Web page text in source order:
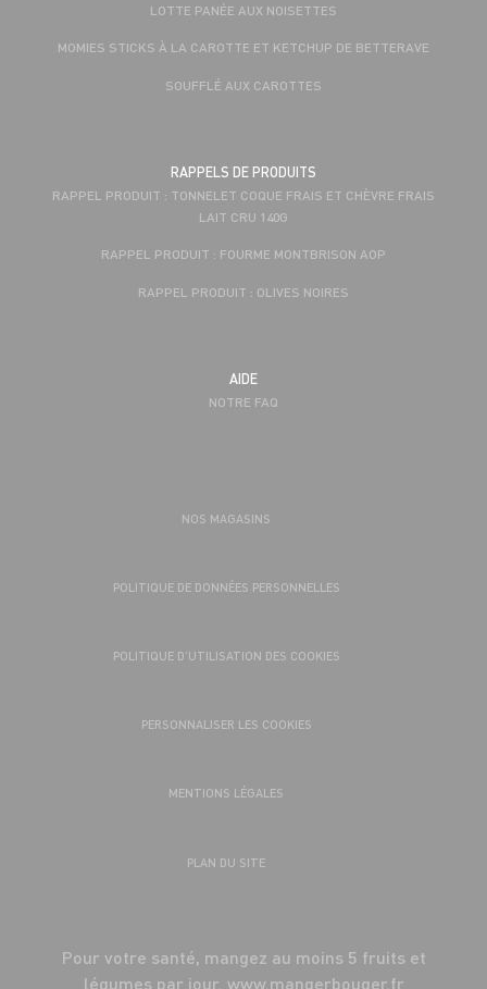
LOTTE PANÉE AUX NOISETTES
MOMIES STICKS À LA CAROTTE ET KETCHUP DE BETTERAVE
SOUFFLÉ AUX CAROTTES
RAPPELS DE PRODUITS
RAPPEL PRODUIT : TONNELET COQUE FRAIS ET CHÈVRE FRAIS
LAIT CRU 140G
RAPPEL PRODUIT : FOURME MONTBRISON AOP
RAPPEL PRODUIT : OLIVES NOIRES
AIDE
NOTRE FAQ
NOS MAGASINS
POLITIQUE DE DONNÉES PERSONNELLES
POLITIQUE D’UTILISATION DES COOKIES
PERSONNALISER LES COOKIES
MENTIONS LÉGALES
PLAN DU SITE
Pour votre santé, mangez au moins 5 fruits et
légumes par jour. www.mangerbouger.fr